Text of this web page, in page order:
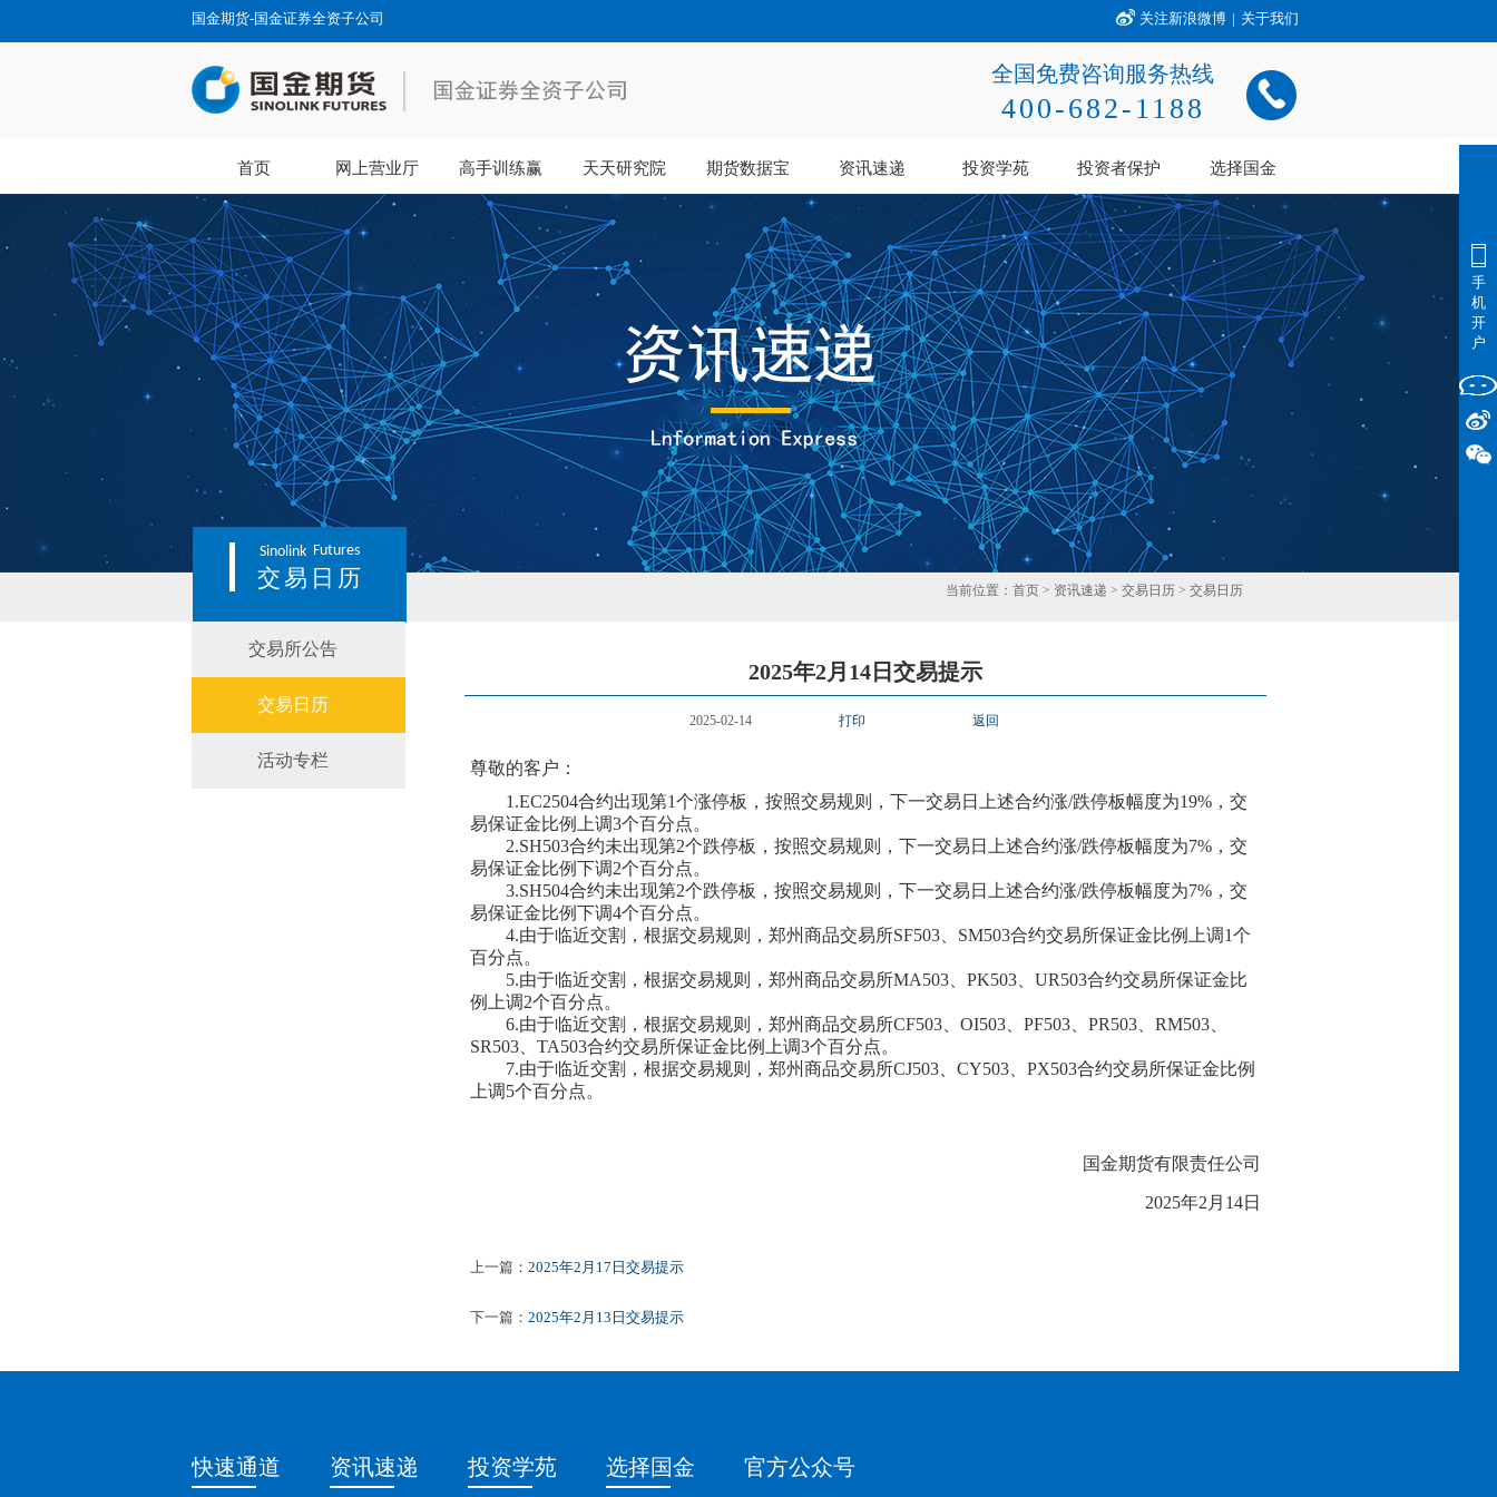
国金期货-国金证券全资子公司 关注新浪微博 | 关于我们
全国免费咨询服务热线
400-682-1188
首页 网上营业厅 高手训练赢 天天研究院 期货数据宝 资讯速递 投资学苑 投资者保护 选择国金
Sinolink Futures
交易日历 当前位置： 首页 > 资讯速递 > 交易日历 > 交易日历
交易所公告
交易日历
活动专栏
2025年2月14日交易提示
2025-02-14 打印 返回
尊敬的客户：
1.EC2504合约出现第1个涨停板，按照交易规则，下一交易日上述合约涨/跌停板幅度为19%， 交
易保证金比例
上调3个百分点。
2.SH503合约未出现第2个跌停板，按照交易规则，下一交易日上述合约涨/跌停板幅度为7%，交
易保证金比例下调2个百分点。
3.SH504合约未出现第2个跌停板，按照交易规则，下一交易日上述合约涨/跌停板幅度为7%，交
易保证金比例下调4个百分点。
4.由于临近交割，根据交易规则，郑州商品交易所SF503 SM503合约交易所保证金比例上调1个
百分点。
5.由于临近交割，根据交易规则，郑州商品交易所MA503 PK503、 UR503合约交易所保证金比
例上调2个百分点。
6.由于临近交割，根据交易规则，郑州商品交易所CF503、 OI503、 PF503 PR503、 RM503、
SR503、 TA503合约交易所保证金比例上调3个百分点。
7.由于临近交割，根据交易规则，郑州商品交易所CJ503 CY503 PX503合约交易所保证金比例
上调5个百分点。
国金期货有限责任公司
2025年2 月 14日
上一篇： 2025年2月17日交易提示
下一篇： 2025年2月13日交易提示
快速通道 资讯速递 投资学苑 选择国金 官方公众号
手
机
开
户